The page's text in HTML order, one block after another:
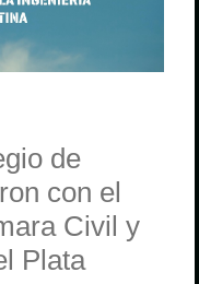
de
con el
Civil y
Plata